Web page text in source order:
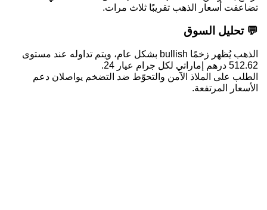
تضاعفت أسعار الذهب تقريبًا ثلاث مرات.
💬 تحليل السوق
الذهب يُظهر زخمًا bullish بشكل عام، ويتم تداوله عند مستوى
512.62 درهم إماراتي لكل جرام عيار 24.
الطلب على الملاذ الآمن والتحوّط ضد التضخم يواصلان دعم
الأسعار المرتفعة.